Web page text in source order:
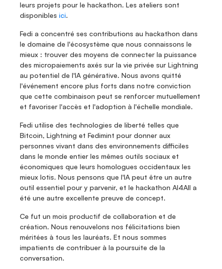
leurs projets pour le hackathon. Les ateliers sont
disponibles ici.
Fedi a concentré ses contributions au hackathon dans
le domaine de l'écosystème que nous connaissons le
mieux : trouver des moyens de connecter la puissance
des micropaiements axés sur la vie privée sur Lightning
au potentiel de l'IA générative. Nous avons quitté
l'événement encore plus forts dans notre conviction
que cette combinaison peut se renforcer mutuellement
et favoriser l'accès et l'adoption à l'échelle mondiale.
Fedi utilise des technologies de liberté telles que
Bitcoin, Lightning et Fedimint pour donner aux
personnes vivant dans des environnements difficiles
dans le monde entier les mêmes outils sociaux et
économiques que leurs homologues occidentaux les
mieux lotis. Nous pensons que l'IA peut être un autre
outil essentiel pour y parvenir, et le hackathon AI4All a
été une autre excellente preuve de concept.
Ce fut un mois productif de collaboration et de
création. Nous renouvelons nos félicitations bien
méritées à tous les lauréats. Et nous sommes
impatients de contribuer à la poursuite de la
conversation.